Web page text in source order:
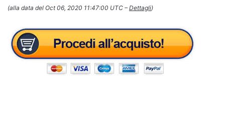
(alla data del Oct 06, 2020 11:47:00 UTC –Dettagli)